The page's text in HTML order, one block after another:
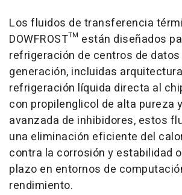
Los fluidos de transferencia
DOWFROST™ están diseñados
refrigeración de centros de
generación, incluidas
refrigeración líquida directa al
con propilenglicol de alta pureza
avanzada de inhibidores, estos
una eliminación eficiente del
contra la corrosión y estabilidad
plazo en entornos de
rendimiento.